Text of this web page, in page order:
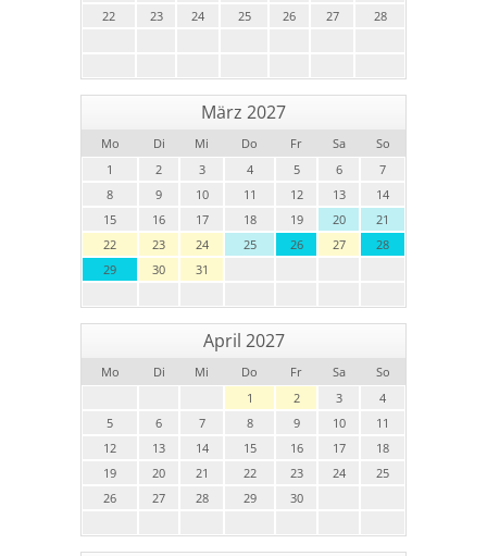
22
23 24 25 26 27 28
März 2027
Mo Di Mi Do Fr Sa
So
1
2 3 4 5 6
7
8
9 10 11 12 13
14
15
16 17 18 19 20
21
22
23 24 25 26 27
28
29
30 31
April 2027
Mo Di Mi Do Fr Sa
So
1
2 3
4
5
6 7 8 9 10
11
12
13 14 15 16 17
18
19
20 21 22 23 24
25
26
27 28 29 30